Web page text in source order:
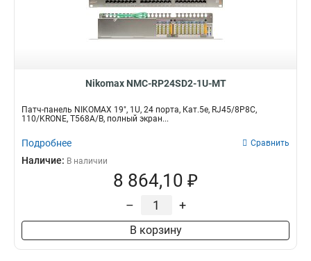
Nikomax NMC-RP24SD2-1U-MT
Патч-панель NIKOMAX 19", 1U, 24 порта, Кат.5e, RJ45/8P8C,
110/KRONE, T568A/B, полный экран...
Подробнее Сравнить
Наличие: В наличии
8 864,10 ₽
– +
В корзину